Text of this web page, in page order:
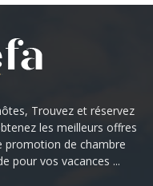
Trouvez et réservez
les meilleurs offres
promotion de chambre
pour vos vacances ...